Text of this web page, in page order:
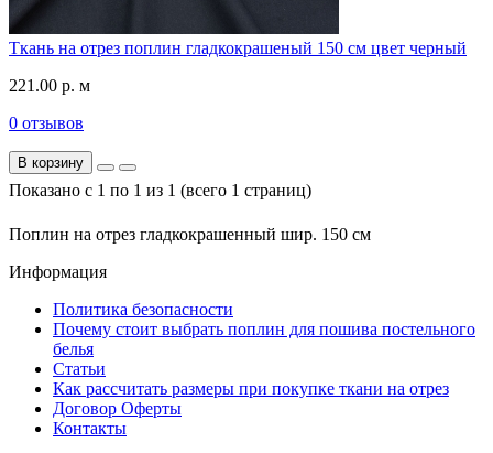
Ткань на отрез поплин гладкокрашеный 150 см цвет черный
221.00 р. м
0 отзывов
В корзину
Показано с 1 по 1 из 1 (всего 1 страниц)
Поплин на отрез гладкокрашенный шир. 150 см
Информация
Политика безопасности
Почему стоит выбрать поплин для пошива постельного
белья
Статьи
Как рассчитать размеры при покупке ткани на отрез
Договор Оферты
Контакты